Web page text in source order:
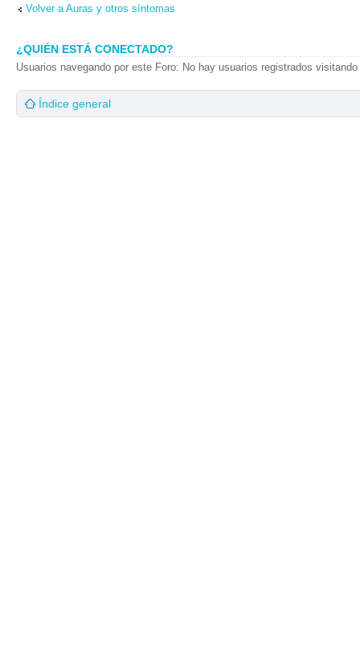
Volver a Auras y otros síntomas
¿QUIÉN ESTÁ CONECTADO?
Usuarios navegando por este Foro: No hay usuarios registrados
Índice general